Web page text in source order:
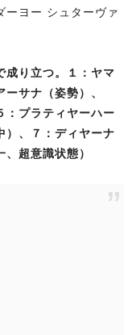
ーヨー シュターヴァ
成り立つ。１：ヤマ
サナ（姿勢）、
：プラティヤーハー
）、７：ディヤーナ
超意識状態）